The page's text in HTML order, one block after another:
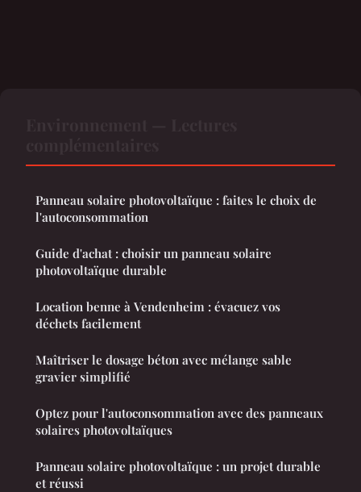
Panneau solaire photovoltaïque : faites le choix de
l'autoconsommation
Guide d'achat : choisir un panneau solaire
photovoltaïque durable
Location benne à Vendenheim : évacuez vos
déchets facilement
Maîtriser le dosage béton avec mélange sable
gravier simplifié
Optez pour l'autoconsommation avec des panneaux
solaires photovoltaïques
Panneau solaire photovoltaïque : un projet durable
et réussi